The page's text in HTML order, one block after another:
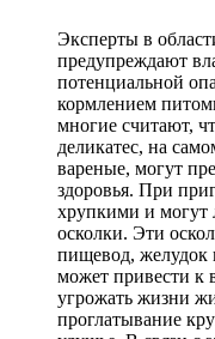
Эксперты в
предупреждают
потенциальной
кормлением
многие считают,
деликатес, на
вареные, могут
здоровья. При
хрупкими и могут
осколки. Эти
пищевод, желудок
может привести к
угрожать жизни
проглатывание